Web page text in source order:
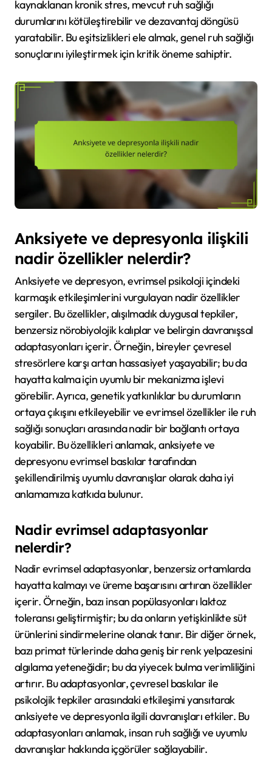
kaynaklanan kronik stres, mevcut ruh sağlığı
durumlarını kötüleştirebilir ve dezavantaj döngüsü
yaratabilir. Bu eşitsizlikleri ele almak, genel ruh sağlığı
sonuçlarını iyileştirmek için kritik öneme sahiptir.
Anksiyete ve depresyonla ilişkili
nadir özellikler nelerdir?
Anksiyete ve depresyon, evrimsel psikoloji içindeki
karmaşık etkileşimlerini vurgulayan nadir özellikler
sergiler. Bu özellikler, alışılmadık duygusal tepkiler,
benzersiz nörobiyolojik kalıplar ve belirgin davranışsal
adaptasyonları içerir. Örneğin, bireyler çevresel
stresörlere karşı artan hassasiyet yaşayabilir; bu da
hayatta kalma için uyumlu bir mekanizma işlevi
görebilir. Ayrıca, genetik yatkınlıklar bu durumların
ortaya çıkışını etkileyebilir ve evrimsel özellikler ile ruh
sağlığı sonuçları arasında nadir bir bağlantı ortaya
koyabilir. Bu özellikleri anlamak, anksiyete ve
depresyonu evrimsel baskılar tarafından
şekillendirilmiş uyumlu davranışlar olarak daha iyi
anlamamıza katkıda bulunur.
Nadir evrimsel adaptasyonlar
nelerdir?
Nadir evrimsel adaptasyonlar, benzersiz ortamlarda
hayatta kalmayı ve üreme başarısını artıran özellikler
içerir. Örneğin, bazı insan popülasyonları laktoz
toleransı geliştirmiştir; bu da onların yetişkinlikte süt
ürünlerini sindirmelerine olanak tanır. Bir diğer örnek,
bazı primat türlerinde daha geniş bir renk yelpazesini
algılama yeteneğidir; bu da yiyecek bulma verimliliğini
artırır. Bu adaptasyonlar, çevresel baskılar ile
psikolojik tepkiler arasındaki etkileşimi yansıtarak
anksiyete ve depresyonla ilgili davranışları etkiler. Bu
adaptasyonları anlamak, insan ruh sağlığı ve uyumlu
davranışlar hakkında içgörüler sağlayabilir.